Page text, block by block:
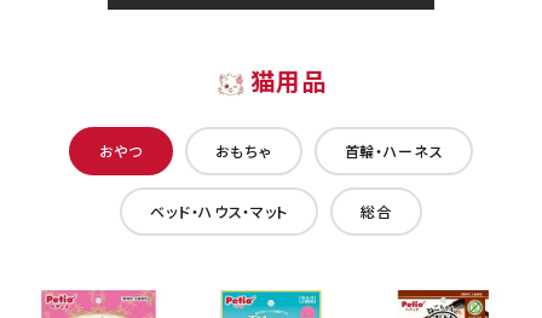
猫用品
おやつ おもちゃ 首輪・ハーネス
ベッド・ハウス・マット 総合